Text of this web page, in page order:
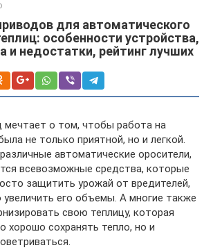
для автоматического
особенности устройства,
и недостатки, рейтинг лучших
о том, чтобы работа на
не только приятной, но и легкой.
автоматические оросители,
всевозможные средства, которые
защитить урожай от вредителей,
увеличить его объемы. А многие также
свою теплицу, которая
хорошо сохранять тепло, но и